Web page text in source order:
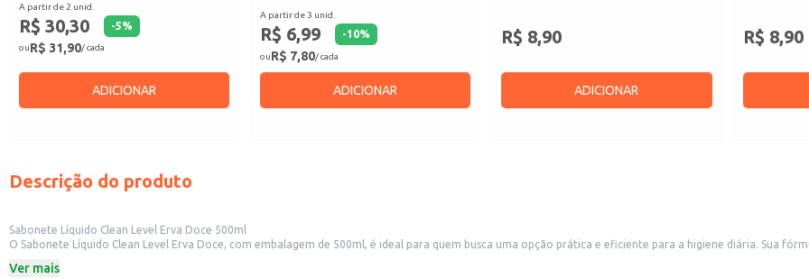
A partir de 2 unid.
R$ 30,30 -5%
ouR$ 31,90/ cada
ADICIONAR
A partir de 3 unid.
R$ 6,99 -10%
ouR$ 7,80/ cada
ADICIONAR
R$ 8,90
ADICIONAR
R$ 8,90
Descrição do produto
Sabonete Líquido Clean Level Erva Doce 500ml
O Sabonete Líquido Clean Level Erva Doce, com embalagem de 500ml, é ideal para quem busca uma opção prática e eficiente para a higiene diária. Sua
Este sabonete líquido é adequado para uso em:
Ver mais